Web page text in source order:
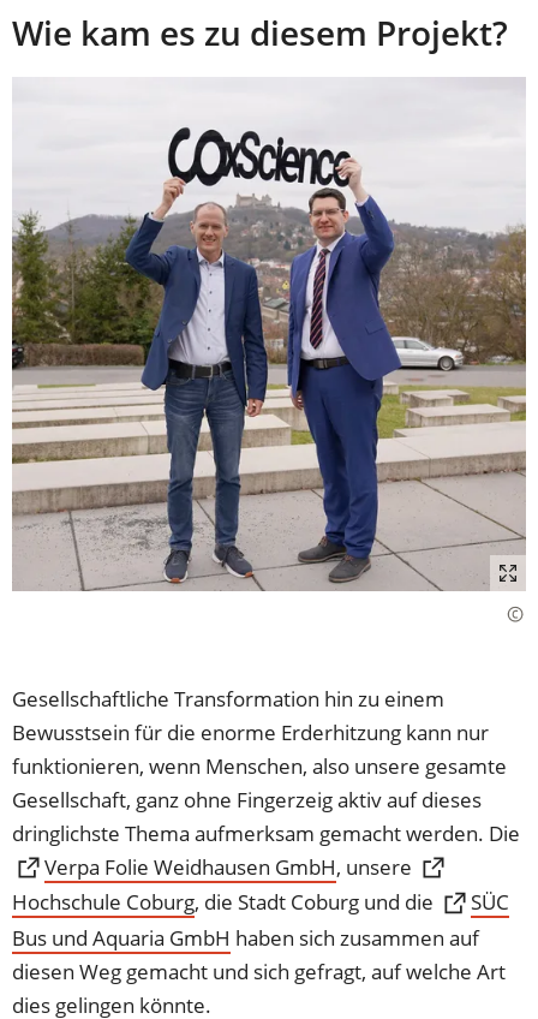
Wie kam es zu diesem Projekt?
Gesellschaftliche Transformation hin zu einem
Bewusstsein für die enorme Erderhitzung kann nur
funktionieren, wenn Menschen, also unsere gesamte
Gesellschaft, ganz ohne Fingerzeig aktiv auf dieses
dringlichste Thema aufmerksam gemacht werden. Die
Verpa Folie Weidhausen GmbH
(Öffnet
in
einem
neuen
Tab)
, unsere
Hochschule Coburg
(Öffnet
in
einem
neuen
, die Stadt Coburg und die
SÜC
Bus und Aquaria GmbH
(Öffnet
in
einem
haben sich zusammen auf
diesen Weg gemacht und sich gefragt, auf welche Art
dies gelingen könnte.